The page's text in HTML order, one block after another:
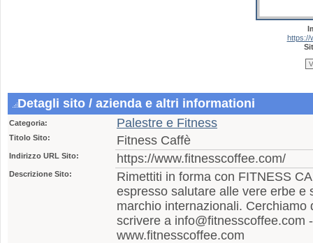
https://
Detagli sito / azienda e altri informationi
Categoria: Palestre e Fitness
Titolo Sito: Fitness Caffè
Indirizzo URL Sito: https://www.fitnesscoffee.com/
Descrizione Sito:
Rimettiti in forma con FITNESS
espresso salutare alle vere erbe e
marchio internazionali. Cerchiamo
scrivere a info@fitnesscoffee.com
www.fitnesscoffee.com